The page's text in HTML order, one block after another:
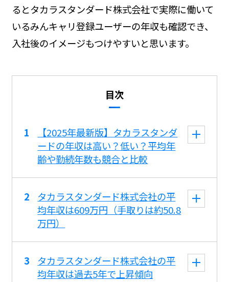
るとタカラスタンダード株式会社で実際に働いて
いるみんキャリ登録ユーザーの年収も確認でき、
入社後のイメージもつけやすいと思います。
目次
【2025年最新版】タカラスタンダ
ードの年収は高い？低い？平均年
齢や勤続年数も競合と比較
タカラスタンダード株式会社の平
均年収は609万円（手取りは約50.8
万円）
タカラスタンダード株式会社の平
均年収は過去5年で上昇傾向